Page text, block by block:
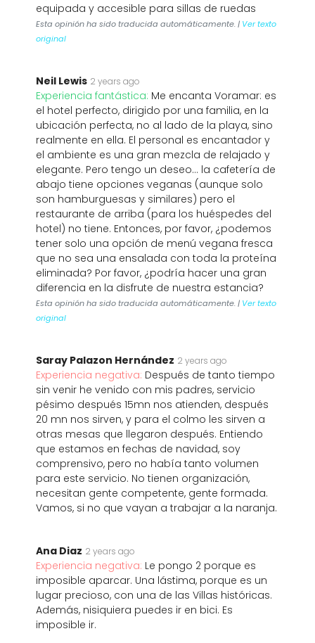
equipada y accesible para sillas de ruedas ️
Esta opinión ha sido traducida automáticamente. | Ver texto
original
Neil Lewis 2 years ago
Experiencia fantástica: Me encanta Voramar: es
el hotel perfecto, dirigido por una familia, en la
ubicación perfecta, no al lado de la playa, sino
realmente en ella. El personal es encantador y
el ambiente es una gran mezcla de relajado y
elegante. Pero tengo un deseo... la cafetería de
abajo tiene opciones veganas (aunque solo
son hamburguesas y similares) pero el
restaurante de arriba (para los huéspedes del
hotel) no tiene. Entonces, por favor, ¿podemos
tener solo una opción de menú vegana fresca
que no sea una ensalada con toda la proteína
eliminada? Por favor, ¿podría hacer una gran
diferencia en la disfrute de nuestra estancia?
Esta opinión ha sido traducida automáticamente. | Ver texto
original
Saray Palazon Hernández 2 years ago
Experiencia negativa: Después de tanto tiempo
sin venir he venido con mis padres, servicio
pésimo después 15mn nos atienden, después
20 mn nos sirven, y para el colmo les sirven a
otras mesas que llegaron después. Entiendo
que estamos en fechas de navidad, soy
comprensivo, pero no había tanto volumen
para este servicio. No tienen organización,
necesitan gente competente, gente formada.
Vamos, si no que vayan a trabajar a la naranja.
Ana Diaz 2 years ago
Experiencia negativa: Le pongo 2 porque es
imposible aparcar. Una lástima, porque es un
lugar precioso, con una de las Villas históricas.
Además, nisiquiera puedes ir en bici. Es
imposible ir.